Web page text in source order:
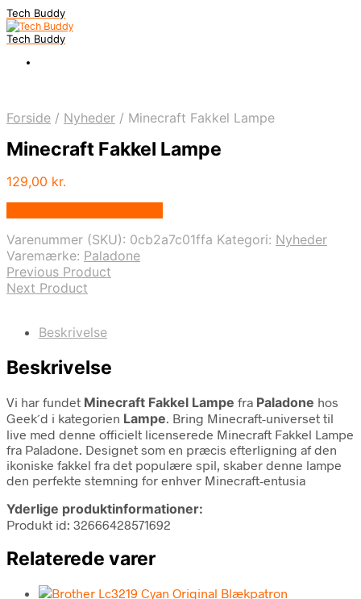
Tech Buddy
Tech Buddy
Forside / Nyheder / Minecraft Fakkel Lampe
Minecraft Fakkel Lampe
129,00 kr.
Varenummer (SKU): 0cb2a7c01ffa Kategori: Nyheder
Varemærke: Paladone
Previous Product
Next Product
Beskrivelse
Beskrivelse
Vi har fundet Minecraft Fakkel Lampe fra Paladone hos
Geek´d i kategorien Lampe. Bring Minecraft-universet til
live med denne officielt licenserede Minecraft Fakkel Lampe
fra Paladone. Designet som en præcis efterligning af den
ikoniske fakkel fra det populære spil, skaber denne lampe
den perfekte stemning for enhver Minecraft-entusia
Yderlige produktinformationer:
Produkt id: 32666428571692
Relaterede varer